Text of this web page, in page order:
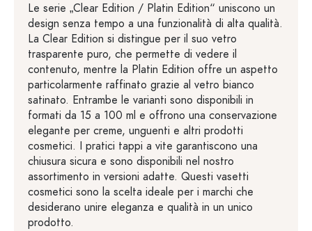
Le serie „Clear Edition / Platin Edition“ uniscono un
design senza tempo a una funzionalità di alta qualità.
La Clear Edition si distingue per il suo vetro
trasparente puro, che permette di vedere il
contenuto, mentre la Platin Edition offre un aspetto
particolarmente raffinato grazie al vetro bianco
satinato. Entrambe le varianti sono disponibili in
formati da 15 a 100 ml e offrono una conservazione
elegante per creme, unguenti e altri prodotti
cosmetici. I pratici tappi a vite garantiscono una
chiusura sicura e sono disponibili nel nostro
assortimento in versioni adatte. Questi vasetti
cosmetici sono la scelta ideale per i marchi che
desiderano unire eleganza e qualità in un unico
prodotto.